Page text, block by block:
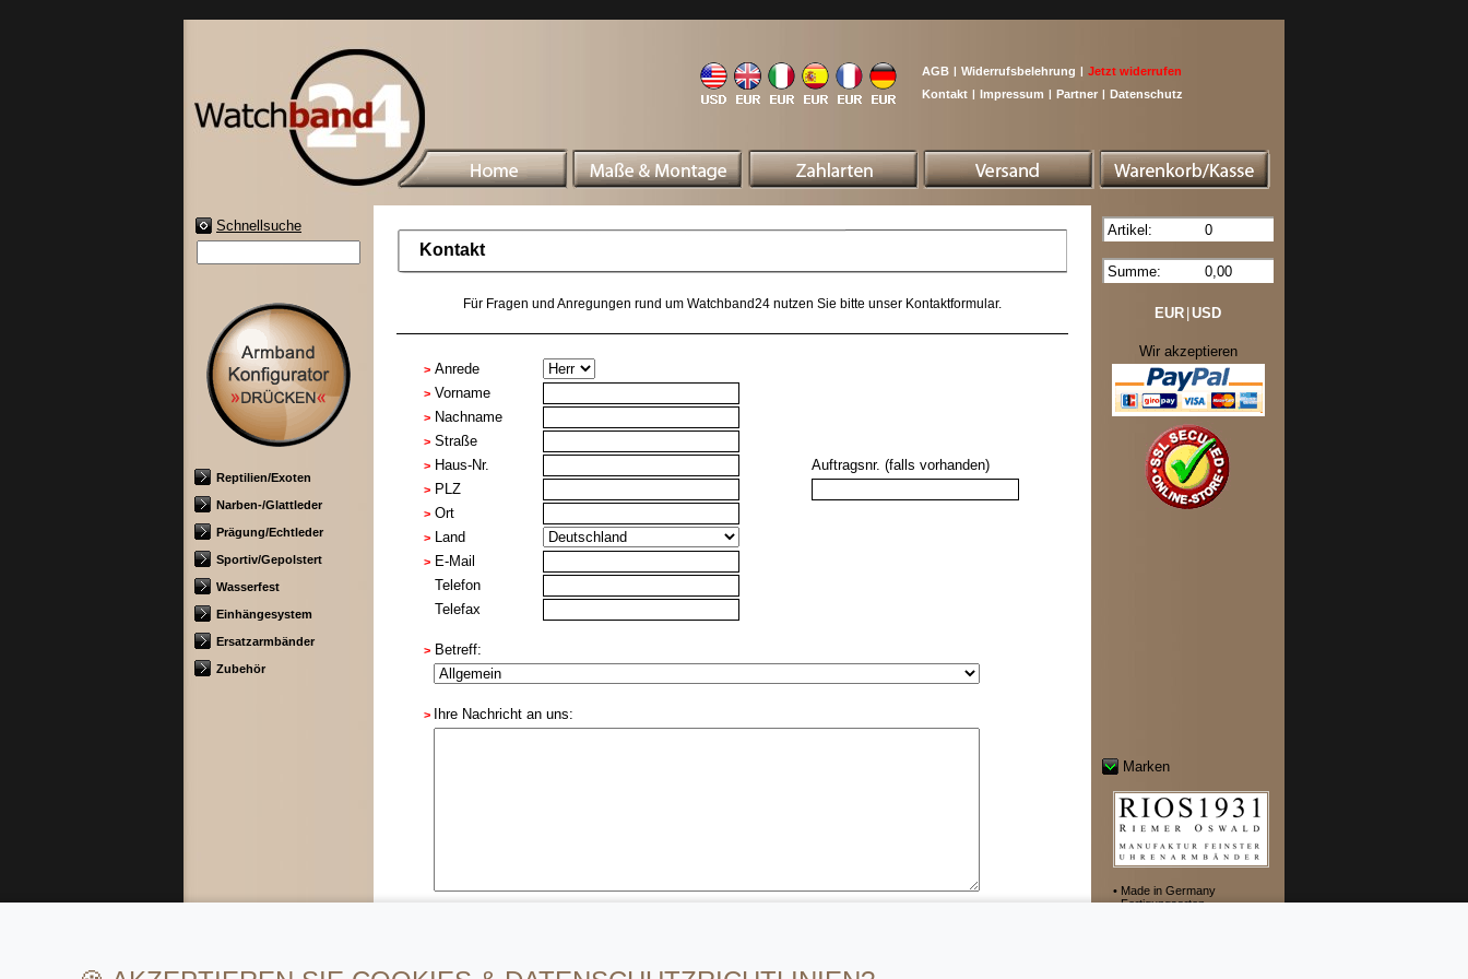
AGB | Widerrufsbelehrung | Jetzt widerrufen
Kontakt | Impressum | Partner | Datenschutz
Schnellsuche
Reptilien/Exoten
Narben-/Glattleder
Prägung/Echtleder
Sportiv/Gepolstert
Wasserfest
Einhängesystem
Ersatzarmbänder
Zubehör
Kontakt
Für Fragen und Anregungen rund um Watchband24 nutzen Sie bitte unser Kontaktformular.
> Anrede
> Vorname
> Nachname
> Straße
> Haus-Nr. Auftragsnr. (falls vorhanden)
> PLZ
> Ort
> Land
> E-Mail
Telefon
Telefax
> Betreff:
> Ihre Nachricht an uns:
Artikel: 0
Summe: 0,00
EUR USD
Wir akzeptieren
Marken
• Made in Germany
• Fertigungsarten